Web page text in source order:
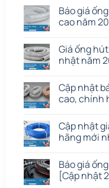
Tấm cao suBáo giá
cao năm
Giá ống
nhật năm
Cập nhật
cao, chính
Cập nhật
hãng mới
Báo giá
[Cập nhật